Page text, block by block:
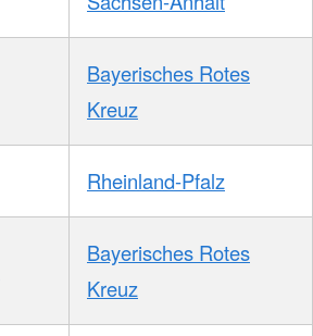
Bayerisches Rotes
Kreuz
Rheinland-Pfalz
Bayerisches Rotes
Kreuz